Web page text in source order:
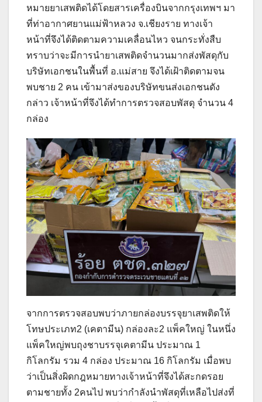
หมายยาเสพติดได้โดยสารเครื่องบินจากกรุงเทพฯ มา
ที่ท่าอากาศยานแม่ฟ้าหลวง จ.เชียงราย ทางเจ้า
หน้าที่จึงได้ติดตามความเคลื่อนไหว จนกระทั่งสืบ
ทราบว่าจะมีการนำยาเสพติดจำนวนมากส่งพัสดุกับ
บริษัทเอกชนในพื้นที่ อ.แม่สาย จึงได้เฝ้าติดตามจน
พบชาย 2 คน เข้ามาส่งของบริษัทขนส่งเอกชนดัง
กล่าว เจ้าหน้าที่จึงได้ทำการตรวจสอบพัสดุ จำนวน 4
กล่อง
จากการตรวจสอบพบว่าภายกล่องบรรจุยาเสพติดให้
โทษประเภท2 (เคตามีน) กล่องละ2 แพ็คใหญ่ ในหนึ่ง
แพ็คใหญ่พบถุงชาบรรจุเคตามีน ประมาณ 1
กิโลกรัม รวม 4 กล่อง ประมาณ 16 กิโลกรัม เมื่อพบ
ว่าเป็นสิ่งผิดกฎหมายทางเจ้าหน้าที่จึงได้สะกดรอย
ตามชายทั้ง 2คนไป พบว่ากำลังนำพัสดุที่เหลือไปส่งที่